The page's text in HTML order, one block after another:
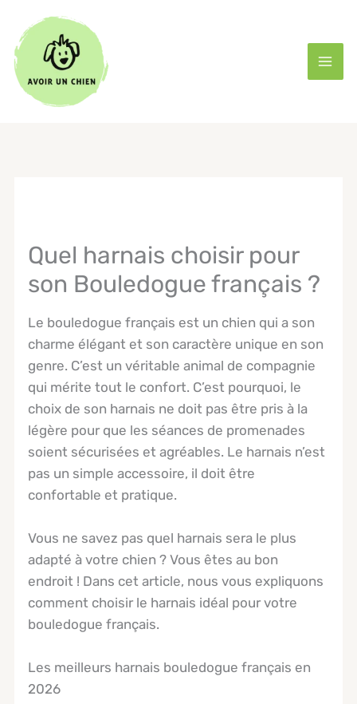
contenu
Quel harnais choisir pour
son Bouledogue français ?
Le bouledogue français est un chien qui a son
charme élégant et son caractère unique en son
genre. C’est un véritable animal de compagnie
qui mérite tout le confort. C’est pourquoi, le
choix de son harnais ne doit pas être pris à la
légère pour que les séances de promenades
soient sécurisées et agréables. Le harnais n’est
pas un simple accessoire, il doit être
confortable et pratique.
Vous ne savez pas quel harnais sera le plus
adapté à votre chien ? Vous êtes au bon
endroit ! Dans cet article, nous vous expliquons
comment choisir le harnais idéal pour votre
bouledogue français.
Les meilleurs harnais bouledogue français en
2026